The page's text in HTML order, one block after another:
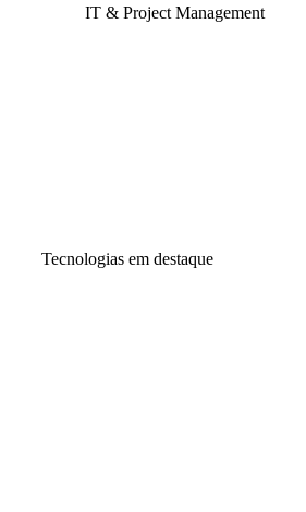
IT & Project Management
Tecnologias em destaque